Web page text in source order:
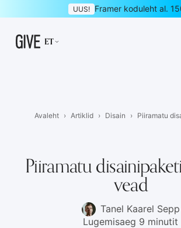
UUS! Framer koduleht al.
ET
04Logo ja
Graafiline disain 06UI/UX
Avaleht Artiklid Disain Piiramatu
Piiramatu
vead
Tanel Kaarel Sepp
Lugemisaeg 9 minutit